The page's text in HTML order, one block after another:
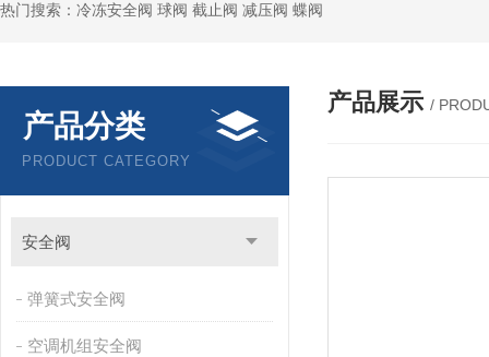
热门搜索：冷冻安全阀 球阀 截止阀 减压阀 蝶阀
产品分类
PRODUCT CATEGORY
安全阀
弹簧式安全阀
空调机组安全阀
产品展示 /